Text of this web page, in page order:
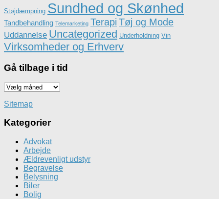
Støjdæmpning Sundhed og Skønhed
Tandbehandling Telemarketing Terapi Tøj og Mode
Uddannelse Uncategorized Underholdning Vin
Virksomheder og Erhverv
Gå tilbage i tid
Gå
iSitemap
Kategorier
Advokat
Arbejde
Ældrevenligt udstyr
Begravelse
Belysning
Biler
Bolig